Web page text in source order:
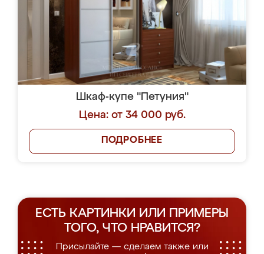
Шкаф-купе "Петуния"
Цена: от 34 000 руб.
ПОДРОБНЕЕ
ЕСТЬ КАРТИНКИ ИЛИ ПРИМЕРЫ
ТОГО, ЧТО НРАВИТСЯ?
Присылайте — сделаем также или